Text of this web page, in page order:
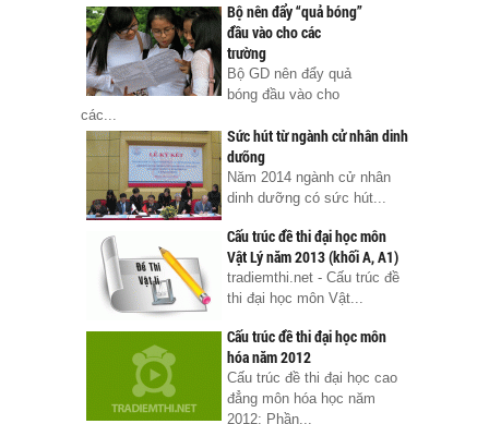
Bộ nên đẩy “quả bóng”
đầu vào cho các
trường
Bộ GD nên đẩy quả
bóng đầu vào cho
các...
Sức hút từ ngành cử nhân dinh
dưỡng
Năm 2014 ngành cử nhân
dinh dưỡng có sức hút...
Cấu trúc đề thi đại học môn
Vật Lý năm 2013 (khối A, A1)
tradiemthi.net - Cấu trúc đề
thi đại học môn Vật...
Cấu trúc đề thi đại học môn
hóa năm 2012
Cấu trúc đề thi đại học cao
đẳng môn hóa học năm
2012: Phần...